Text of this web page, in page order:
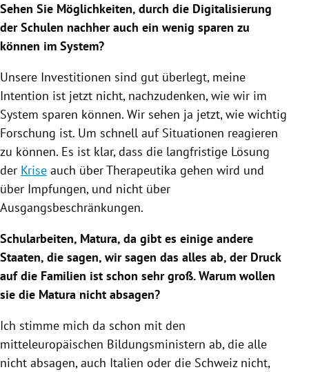
Sehen Sie Möglichkeiten, durch die Digitalisierung
derSchulen nachher auch ein wenig sparen zu
können im System?
Unsere Investitionen sind gut überlegt, meine
Intention ist jetzt nicht, nachzudenken, wie wir im
System sparen können. Wir sehen ja jetzt, wie wichtig
Forschung ist. Um schnell auf Situationen reagieren
zu können. Es ist klar, dass die langfristige Lösung
der Krise auch über Therapeutika gehen wird und
über Impfungen, und nicht über
Ausgangsbeschränkungen.
Schularbeiten, Matura, da gibt es einige andere
Staaten, die sagen, wir sagen das alles ab, der Druck
auf die Familien ist schon sehr groß. Warum wollen
sie die Matura nicht absagen?
Ich stimme mich da schon mit den
mitteleuropäischen Bildungsministern ab, die alle
nicht absagen, auch Italien oder die Schweiznicht,